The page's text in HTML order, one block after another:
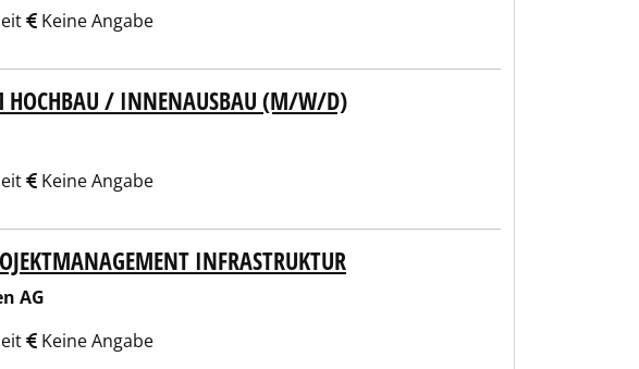
Keine Angabe
HOCHBAU / INNENAUSBAU (M/W/D)
Keine Angabe
INFRASTRUKTUR
AG
Keine Angabe